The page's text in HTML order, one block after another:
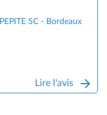
PEPITE SC - Bordeaux
Lire l'avis